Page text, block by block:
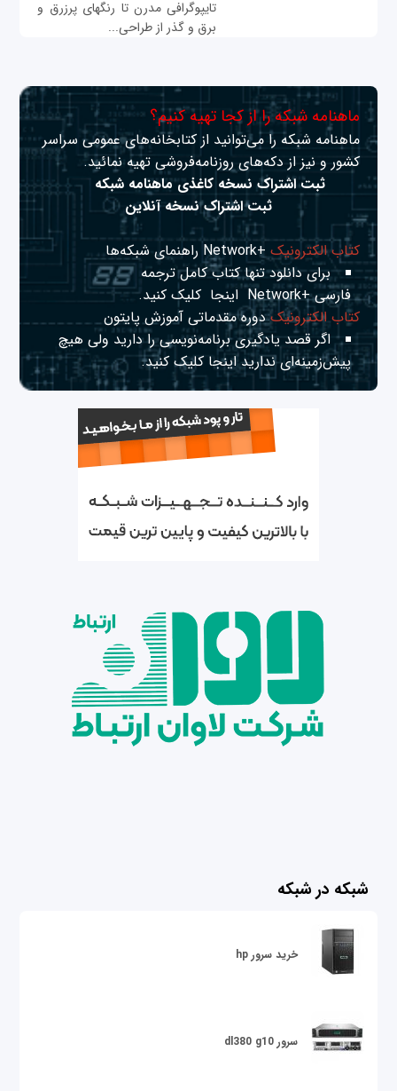
تایپوگرافی مدرن تا رنگ‎های پرزرق و
برق و گذر از طراحی...
ماهنامه شبکه را از کجا تهیه کنیم؟
ماهنامه شبکه را می‌توانید از کتابخانه‌های عمومی سراسر
کشور و نیز از دکه‌های روزنامه‌فروشی تهیه نمائید.
ثبت اشتراک نسخه کاغذی ماهنامه شبکه
ثبت اشتراک نسخه آنلاین
کتاب الکترونیک+Network راهنمای شبکه‌ها
برای دانلود تنها کتاب کامل ترجمه
فارسی +Network
اینجا کلیک کنید.
کتاب الکترونیکدوره مقدماتی آموزش پایتون
اگر قصد یادگیری برنامه‌نویسی را دارید ولی هیچ
پیش‌زمینه‌ای نداریداینجا کلیک کنید.
شبکه در شبکه
خرید سرور hp
سرور dl380 g10